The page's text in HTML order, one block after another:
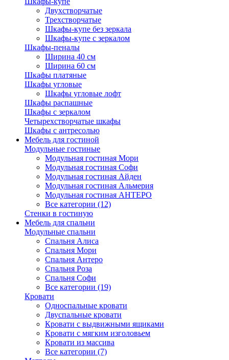
Двухстворчатые
Трехстворчатые
Шкафы-купе без зеркала
Шкафы-купе с зеркалом
Шкафы-пеналы
Ширина 40 см
Ширина 60 см
Шкафы платяные
Шкафы угловые
Шкафы угловые лофт
Шкафы распашные
Шкафы с зеркалом
Четырехстворчатые шкафы
Шкафы с антресолью
Мебель для гостиной
Модульные гостиные
Модульная гостиная Мори
Модульная гостиная Софи
Модульная гостиная Айден
Модульная гостиная Альмерия
Модульная гостиная АНТЕРО
Все категории (12)
Стенки в гостиную
Мебель для спальни
Модульные спальни
Спальня Алиса
Спальня Мори
Спальня Антеро
Спальня Роза
Спальня Софи
Все категории (19)
Кровати
Односпальные кровати
Двуспальные кровати
Кровати с выдвижными ящиками
Кровати с мягким изголовьем
Кровати из массива
Все категории (7)